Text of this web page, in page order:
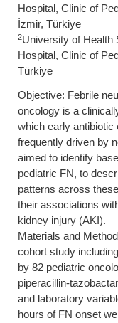
Hospital, Clinic of
İzmir, Türkiye
2University of
Hospital, Clinic of
Türkiye
Objective: Febrile
oncology is a
which early
frequently driven by
aimed to identify
pediatric FN, to
patterns across
their associations
kidney injury (AKI).
Materials and
cohort study
by 82 pediatric
piperacillin-
and laboratory
hours of FN onset